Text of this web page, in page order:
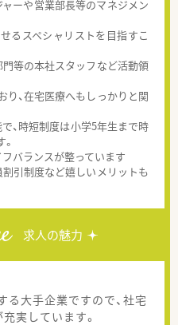
ーや営業部長等のマネジメン
るスペシャリストを目指すこ
等の本社スタッフなど活動領
、在宅医療へもしっかりと関
、時短制度は小学5年生まで時
バランスが整っています
引制度など嬉しいメリットも
求人の魅力
大手企業ですので、社宅
実しています。